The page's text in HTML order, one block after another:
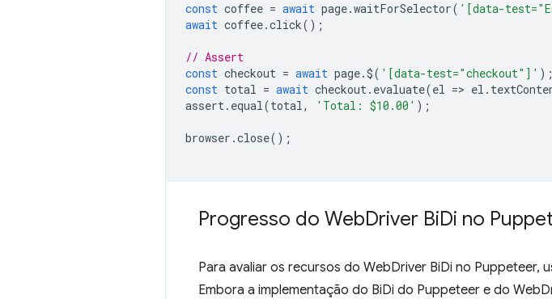
const coffee = await page.waitForSelector( '[data-
await coffee.click();
// Assert
const checkout = await page.$( '[data-test="checkout"]' );
const total = await checkout. evaluate(el => el .
assert. equal(total, 'Total: $10.00' );
browser .close();
Progresso do WebDriver BiDi no
Para avaliar os recursos do WebDriver BiDi no Puppeteer,
Embora a implementação do BiDi do Puppeteer e do